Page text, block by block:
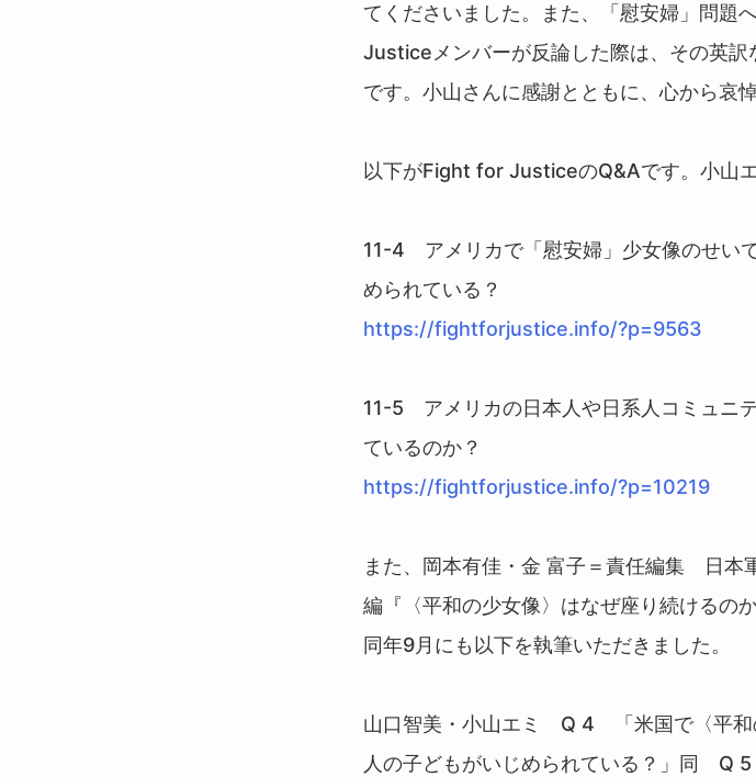
てくださいました。また、「慰安婦」問題
Justiceメンバーが反論した際は、その英訳
です。小山さんに感謝とともに、心から哀
以下がFight for JusticeのQ&Aです。小山
11-4 アメリカで「慰安婦」少女像のせい
められている？
https://fightforjustice.info/?p=9563
11-5 アメリカの日本人や日系人コミュニ
ているのか？
https://fightforjustice.info/?p=10219
また、岡本有佳・金 富子＝責任編集 日本
編『〈平和の少女像〉はなぜ座り続ける
同年9月にも以下を執筆いただきました。
山口智美・小山エミ Q 4 「米国で〈平和
人の子どもがいじめられている？」同 Q